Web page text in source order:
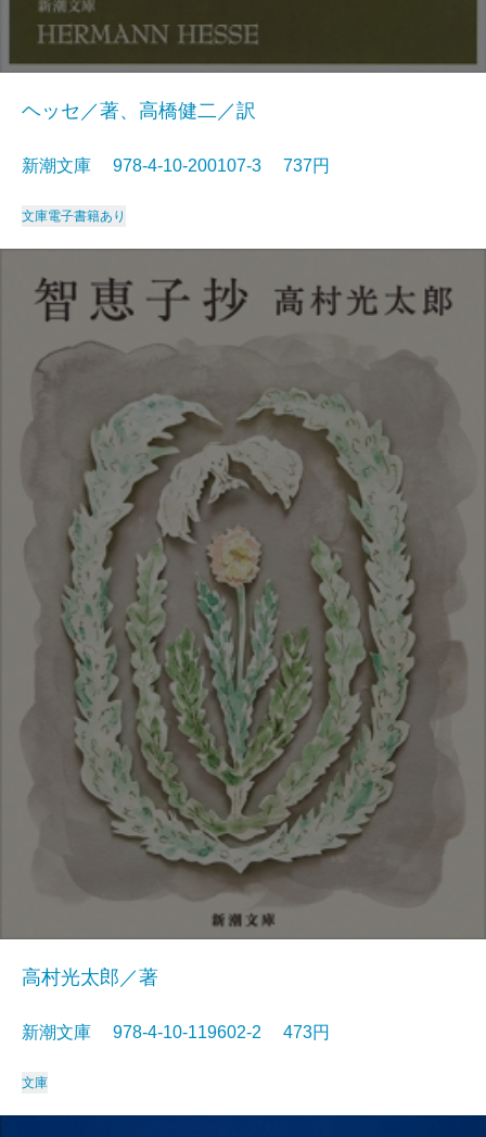
ヘッセ／著、高橋健二／訳
新潮文庫 978-4-10-200107-3 737円
文庫電子書籍あり
高村光太郎／著
新潮文庫 978-4-10-119602-2 473円
文庫